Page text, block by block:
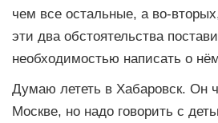
чем все остальные, а во-
эти два обстоятельства
необходимостью написать о нём
Думаю лететь в Хабаровск. Он
Москве, но надо говорить с